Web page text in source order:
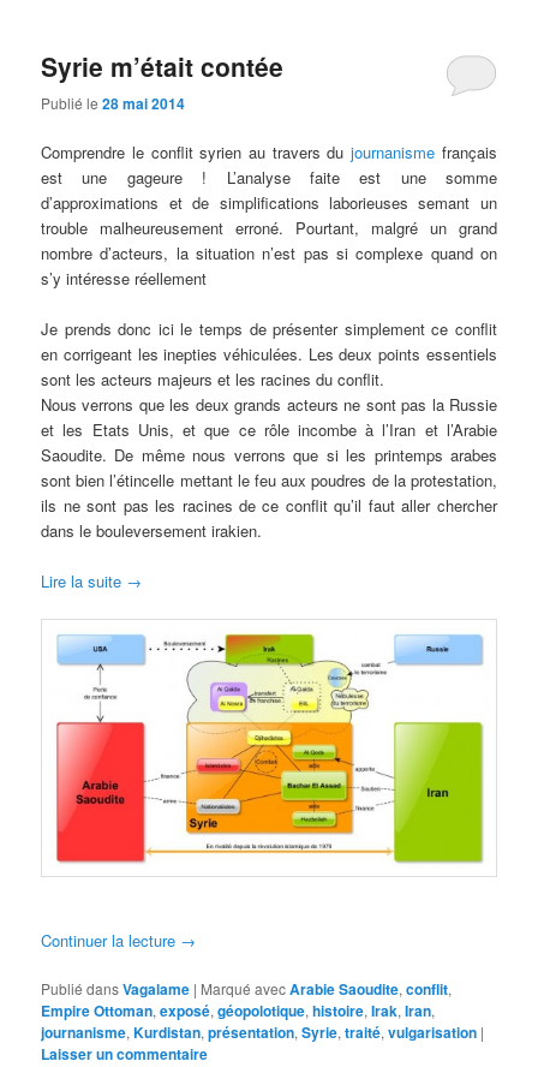
Syrie m’était contée
Publié le28 mai 2014
Comprendre le conflit syrien au travers dujournanisme français
est une gageure ! L’analyse faite est une somme
d’approximations et de simplifications laborieuses semant un
trouble malheureusement erroné. Pourtant, malgré un grand
nombre d’acteurs, la situation n’est pas si complexe quand on
s’y intéresse réellement
Je prends donc ici le temps de présenter simplement ce conflit
en corrigeant les inepties véhiculées. Les deux points essentiels
sont les acteurs majeurs et les racines du conflit.
Nous verrons que les deux grands acteurs ne sont pas la Russie
et les Etats Unis, et que ce rôle incombe à l’Iran et l’Arabie
Saoudite. De même nous verrons que si les printemps arabes
sont bien l’étincelle mettant le feu aux poudres de la protestation,
ils ne sont pas les racines de ce conflit qu’il faut aller chercher
dans le bouleversement irakien.
Lire la suite →
Continuer la lecture →
Publié dansVagalame | Marqué avecArabie Saoudite,conflit,
Empire Ottoman,exposé,géopolotique,histoire,Irak,Iran,
journanisme,Kurdistan,présentation,Syrie,traité,vulgarisation |
Laisser un commentaire